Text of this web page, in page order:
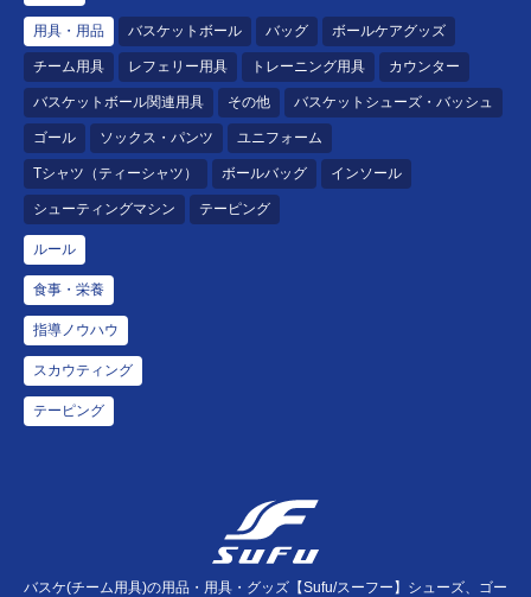
用具・用品 バスケットボール バッグ ボールケアグッズ
チーム用具 レフェリー用具 トレーニング用具 カウンター
バスケットボール関連用具 その他 バスケットシューズ・バッシュ
ゴール ソックス・パンツ ユニフォーム
Tシャツ（ティーシャツ） ボールバッグ インソール
シューティングマシン テーピング
ルール
食事・栄養
指導ノウハウ
スカウティング
テーピング
バスケ(チーム用具)の用品・用具・グッズ【Sufu/スーフー】シューズ、ゴー